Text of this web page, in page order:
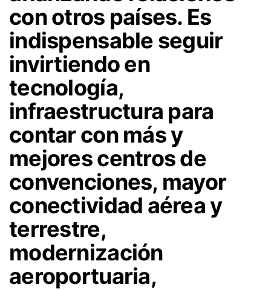
con otros países. Es
indispensable seguir
invirtiendo en
tecnología,
infraestructura para
contar con más y
mejores centros de
convenciones, mayor
conectividad aérea y
terrestre,
modernización
aeroportuaria,